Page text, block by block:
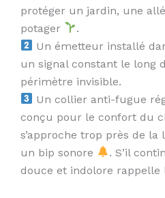
protéger un jardin, une
potager
.
Un émetteur installé
un signal constant le long
périmètre invisible.
Un collier anti-fugue
conçu pour le confort du
s’approche trop près de la
un bip sonore
. S’il
douce et indolore rappelle